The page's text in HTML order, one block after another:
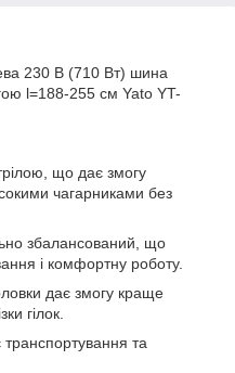
230 В (710 Вт) шина
l=188-255 см Yato YT-
що дає змогу
чагарниками без
збалансований, що
і комфортну роботу.
дає змогу краще
гілок.
та